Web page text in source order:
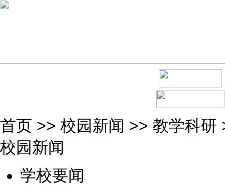
首页 >> 校园新闻 >> 教学科研
校园新闻
学校要闻